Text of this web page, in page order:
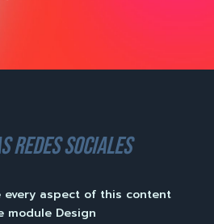
redes sociales
every aspect of this content
module Design